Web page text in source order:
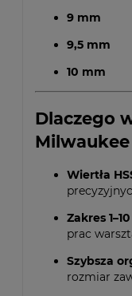
9 mm
9,5 mm
10 mm
Dlaczego
Milwaukee
Wiertła
Zakres
prac
Szybsza
rozmiar